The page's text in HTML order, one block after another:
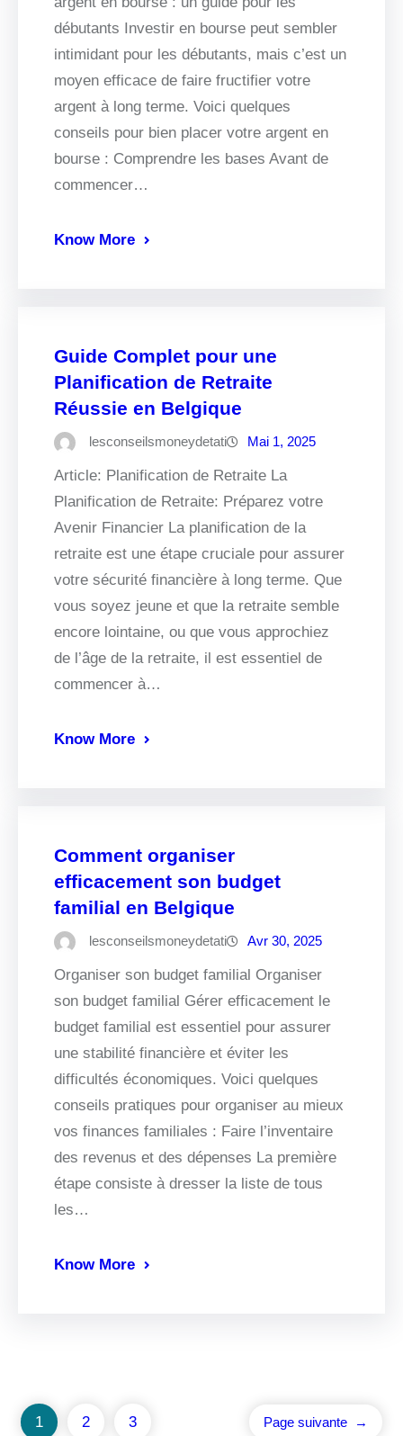
débutants Investir en bourse peut sembler
intimidant pour les débutants, mais c’est un
moyen efficace de faire fructifier votre
argent à long terme. Voici quelques
conseils pour bien placer votre argent en
bourse : Comprendre les bases Avant de
commencer…
Know More
Guide Complet pour une
Planification de Retraite
Réussie en Belgique
lesconseilsmoneydetati Mai 1, 2025
Article: Planification de Retraite La
Planification de Retraite: Préparez votre
Avenir Financier La planification de la
retraite est une étape cruciale pour assurer
votre sécurité financière à long terme. Que
vous soyez jeune et que la retraite semble
encore lointaine, ou que vous approchiez
de l’âge de la retraite, il est essentiel de
commencer à…
Know More
Comment organiser
efficacement son budget
familial en Belgique
lesconseilsmoneydetati Avr 30, 2025
Organiser son budget familial Organiser
son budget familial Gérer efficacement le
budget familial est essentiel pour assurer
une stabilité financière et éviter les
difficultés économiques. Voici quelques
conseils pratiques pour organiser au mieux
vos finances familiales : Faire l’inventaire
des revenus et des dépenses La première
étape consiste à dresser la liste de tous
les…
Know More
1 2 3 Page suivante →